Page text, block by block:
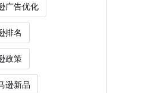
广告优化
排名
政策
逊新品